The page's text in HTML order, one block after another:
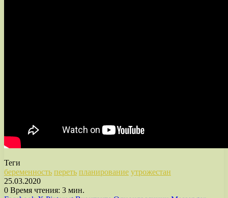
Теги
беременность переть планирование утрожестан
25.03.2020
0 Время чтения: 3 мин.